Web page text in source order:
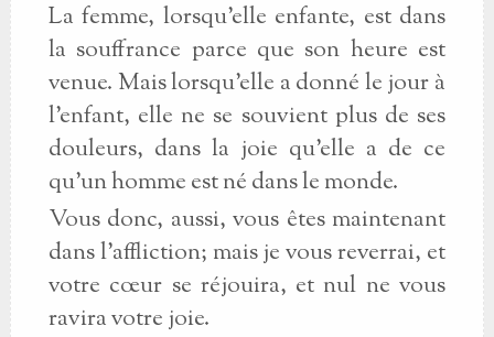
La femme, lorsqu'elle enfante, est dans
la souffrance parce que son heure est
venue. Mais lorsqu'elle a donné le jour à
l'enfant, elle ne se souvient plus de ses
douleurs, dans la joie qu'elle a de ce
qu'un homme est né dans le monde.
Vous donc, aussi, vous êtes maintenant
dans l'affliction; mais je vous reverrai, et
votre cœur se réjouira, et nul ne vous
ravira votre joie.